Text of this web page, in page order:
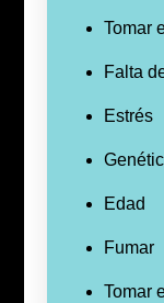
Tomar
Falta
Estrés
Edad
Fumar
Tomar